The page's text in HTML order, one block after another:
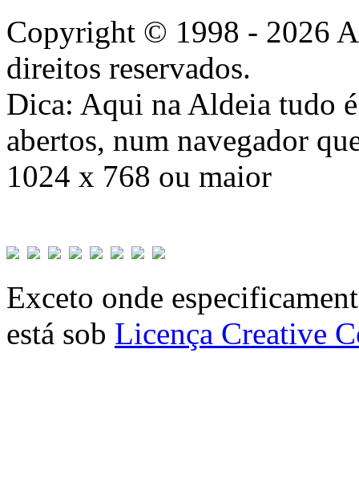
Copyright © 1998 - 2026
direitos reservados.
Dica: Aqui na Aldeia tudo
abertos, num navegador
1024 x 768 ou maior
Exceto onde
está sob Licença Creative